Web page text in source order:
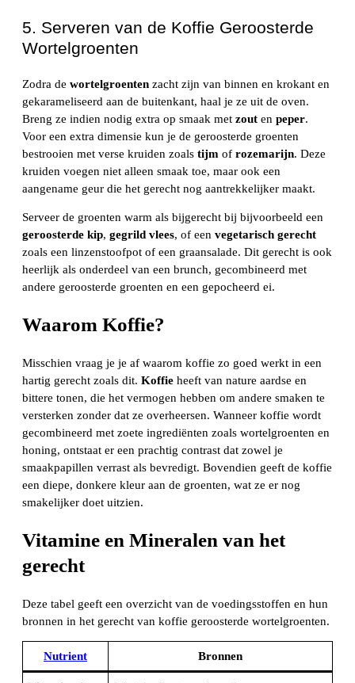
5. Serveren van de Koffie Geroosterde
Wortelgroenten
Zodra de wortelgroenten zacht zijn van binnen en krokant en
gekarameliseerd aan de buitenkant, haal je ze uit de oven.
Breng ze indien nodig extra op smaak met zout en peper.
Voor een extra dimensie kun je de geroosterde groenten
bestrooien met verse kruiden zoals tijm of rozemarijn. Deze
kruiden voegen niet alleen smaak toe, maar ook een
aangename geur die het gerecht nog aantrekkelijker maakt.
Serveer de groenten warm als bijgerecht bij bijvoorbeeld een
geroosterde kip, gegrild vlees, of een vegetarisch gerecht
zoals een linzenstoofpot of een graansalade. Dit gerecht is ook
heerlijk als onderdeel van een brunch, gecombineerd met
andere geroosterde groenten en een gepocheerd ei.
Waarom Koffie?
Misschien vraag je je af waarom koffie zo goed werkt in een
hartig gerecht zoals dit. Koffie heeft van nature aardse en
bittere tonen, die het vermogen hebben om andere smaken te
versterken zonder dat ze overheersen. Wanneer koffie wordt
gecombineerd met zoete ingrediënten zoals wortelgroenten en
honing, ontstaat er een prachtig contrast dat zowel je
smaakpapillen verrast als bevredigt. Bovendien geeft de koffie
een diepe, donkere kleur aan de groenten, wat ze er nog
smakelijker doet uitzien.
Vitamine en Mineralen van het
gerecht
Deze tabel geeft een overzicht van de voedingsstoffen en hun
bronnen in het gerecht van koffie geroosterde wortelgroenten.
Nutrient Bronnen